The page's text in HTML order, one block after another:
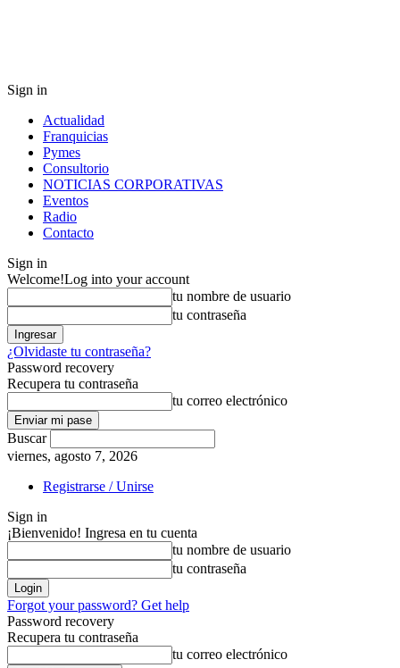
Sign in
Actualidad
Franquicias
Pymes
Consultorio
NOTICIAS CORPORATIVAS
Eventos
Radio
Contacto
Sign in
Welcome!Log into your account
tu nombre de usuario
tu contraseña
¿Olvidaste tu contraseña?
Password recovery
Recupera tu contraseña
tu correo electrónico
Buscar
viernes, agosto 7, 2026
Registrarse / Unirse
Sign in
¡Bienvenido! Ingresa en tu cuenta
tu nombre de usuario
tu contraseña
Forgot your password? Get help
Password recovery
Recupera tu contraseña
tu correo electrónico